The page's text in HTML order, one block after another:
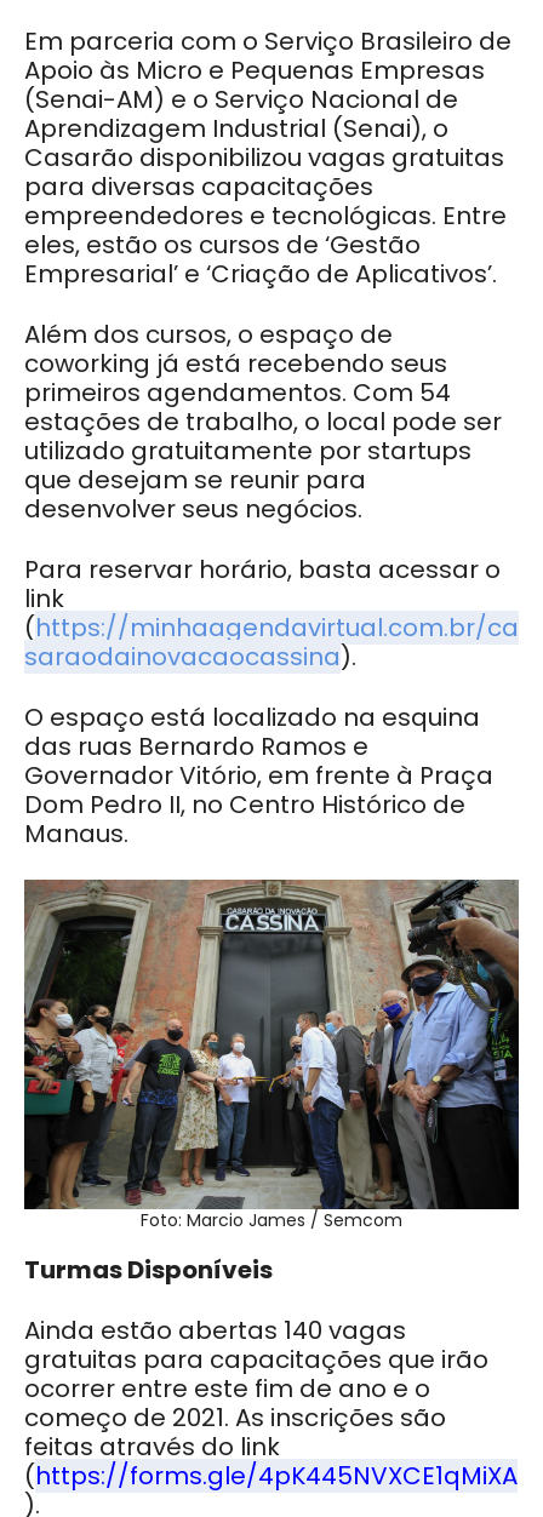
Em parceria com o Serviço Brasileiro de
Apoio às Micro e Pequenas Empresas
(Senai-AM) e o Serviço Nacional de
Aprendizagem Industrial (Senai), o
Casarão disponibilizou vagas gratuitas
para diversas capacitações
empreendedores e tecnológicas. Entre
eles, estão os cursos de ‘Gestão
Empresarial’ e ‘Criação de Aplicativos’.
Além dos cursos, o espaço de
coworking já está recebendo seus
primeiros agendamentos. Com 54
estações de trabalho, o local pode ser
utilizado gratuitamente por startups
que desejam se reunir para
desenvolver seus negócios.
Para reservar horário, basta acessar o
link
(https://minhaagendavirtual.com.br/ca
saraodainovacaocassina).
O espaço está localizado na esquina
das ruas Bernardo Ramos e
Governador Vitório, em frente à Praça
Dom Pedro II, no Centro Histórico de
Manaus.
Foto: Marcio James / Semcom
Turmas Disponíveis
Ainda estão abertas 140 vagas
gratuitas para capacitações que irão
ocorrer entre este fim de ano e o
começo de 2021. As inscrições são
feitas através do link
(https://forms.gle/4pK445NVXCE1qMiXA
).